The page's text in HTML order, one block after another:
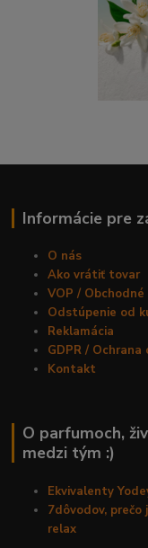
Informácie pre
O nás
Ako vrátiť tovar
VOP /
Odstúpenie od
Reklamácia
GDPR /
Kontakt
O parfumoch,
medzi tým :)
Ekvivalenty
7dôvodov,
relax